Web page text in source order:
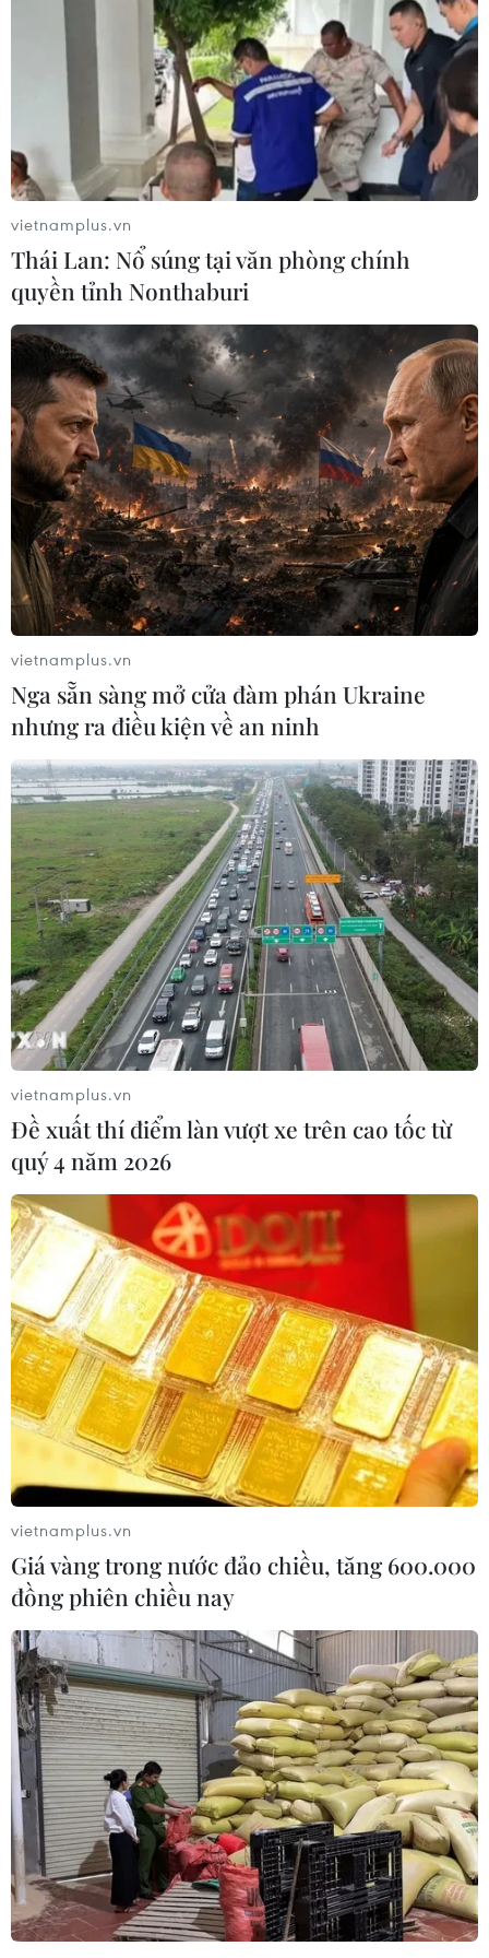
quy định ưu đãi thuế cho xe điện
11/03/2023 00:38
Khoản hỗ trợ mà Mỹ sắp đưa ra chỉ được áp dụng với
những sản phẩm xe điện có các bộ phận lắp ráp và
các bộ phận pin (chiếm ít nhất 50% giá trị) được sản
xuất tại khu vực Bắc Mỹ.
Sáu hãng sản xuất xe điện không được
tiếp cận khoản tín dụng 7.500 USD
18/04/2023 07:05
Các mẫu xe mất khả năng tiếp cận khoản ưu đãi tín
dụng từ ngày 18/4 bao gồm BMW 330e, BMW X5
xDrive45e, Genesis Electrified GV70, Nissan Leaf, Rivian
R1S và R1T, Volkswagen ID.4.
Tesla đầu tư 15 tỷ USD xây dựng tổ hợp sản
xuất xe điện tại Mexico
12/09/2023 06:38
Tesla và các công ty cung cấp phụ tùng sẽ đầu tư 15 tỷ
USD để xây dựng tổ hợp sản xuất xe điện tại bang
Nuevo Leon, cao gấp 3 lần số vốn đầu tư mà Chính phủ
Mexico công bố hồi tháng 2.
Dự án pin xe điện của Volkswagen gặp
"chướng ngại vật"
14/09/2023 01:15
Chính phủ Canada và tỉnh bang Ontario sẽ phải mất 20
năm mới có thể lấy lại được các khoản trợ cấp cho hai
vietnamplus.vn
Thái Lan: Nổ súng tại văn phòng chính
quyền tỉnh Nonthaburi
vietnamplus.vn
Nga sẵn sàng mở cửa đàm phán Ukraine
nhưng ra điều kiện về an ninh
vietnamplus.vn
Đề xuất thí điểm làn vượt xe trên cao tốc từ
quý 4 năm 2026
vietnamplus.vn
Giá vàng trong nước đảo chiều, tăng 600.000
đồng phiên chiều nay